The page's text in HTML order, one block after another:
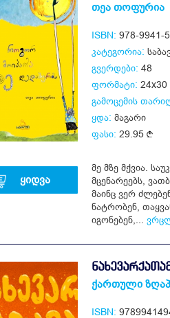
ყიდვა
თეა თოფურია
ISBN: 978-9941-
კატეგორია:
გვერდები: 48
ფორმატი: 24x30
გამოცემის
ყდა: მაგარი
ფასი: 29.95
მე მზე მქვია.
მცენარეებს,
მაინც ვერ
ნატრობენ,
იგონებენ,...
ქართული
ISBN: